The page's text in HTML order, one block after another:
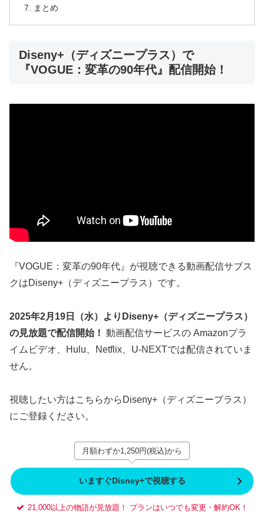
まとめ
Diseny+（ディズニープラス）で
『VOGUE：変革の90年代』配信開始！
『VOGUE：変革の90年代』が視聴できる動画配信サブス
クはDiseny+（ディズニープラス）です。
2025年2月19日（水）よりDiseny+（ディズニープラス）
の見放題で配信開始！ 動画配信サービスの Amazonプラ
イムビデオ、Hulu、Netflix、U-NEXTでは配信されていま
せん。
視聴したい方はこちらからDiseny+（ディズニープラス）
にご登録ください。
月額わずか1,250円(税込)から
いますぐDisney+で視聴する
21,000以上の物語が見放題！ プランはいつでも変更・解約OK！